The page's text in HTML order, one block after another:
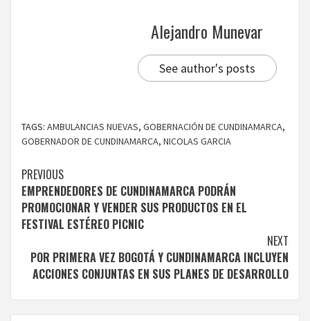
Alejandro Munevar
See author's posts
TAGS: AMBULANCIAS NUEVAS, GOBERNACIÓN DE CUNDINAMARCA,
GOBERNADOR DE CUNDINAMARCA, NICOLAS GARCIA
Continue
Reading
PREVIOUS
EMPRENDEDORES DE CUNDINAMARCA PODRÁN
PROMOCIONAR Y VENDER SUS PRODUCTOS EN EL
FESTIVAL ESTÉREO PICNIC
NEXT
POR PRIMERA VEZ BOGOTÁ Y CUNDINAMARCA INCLUYEN
ACCIONES CONJUNTAS EN SUS PLANES DE DESARROLLO